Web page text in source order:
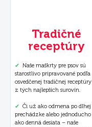
Tradičné
receptúry
✔ Naše maškrty pre psov sú
starostlivo pripravované podľa
osvedčenej tradičnej
z tých najlepších surovín.
✔ Či už ako odmena po dlhej
prechádzke alebo jednoducho
ako denná desiata – naše